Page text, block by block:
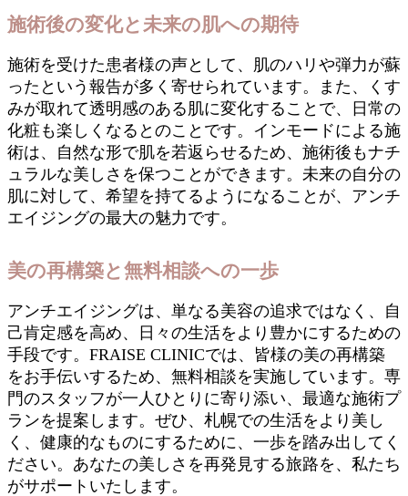
施術後の変化と未来の肌への期待
施術を受けた患者様の声として、肌のハリや弾力が蘇
ったという報告が多く寄せられています。また、くす
みが取れて透明感のある肌に変化することで、日常の
化粧も楽しくなるとのことです。インモードによる施
術は、自然な形で肌を若返らせるため、施術後もナチ
ュラルな美しさを保つことができます。未来の自分の
肌に対して、希望を持てるようになることが、アンチ
エイジングの最大の魅力です。
美の再構築と無料相談への一歩
アンチエイジングは、単なる美容の追求ではなく、自
己肯定感を高め、日々の生活をより豊かにするための
手段です。FRAISE CLINICでは、皆様の美の再構築
をお手伝いするため、無料相談を実施しています。専
門のスタッフが一人ひとりに寄り添い、最適な施術プ
ランを提案します。ぜひ、札幌での生活をより美し
く、健康的なものにするために、一歩を踏み出してく
ださい。あなたの美しさを再発見する旅路を、私たち
がサポートいたします。